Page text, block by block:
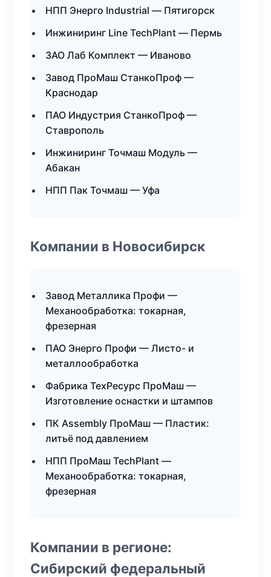
НПП Энерго Industrial — Пятигорск
Инжиниринг Line TechPlant — Пермь
ЗАО Лаб Комплект — Иваново
Завод ПроМаш СтанкоПроф —
Краснодар
ПАО Индустрия СтанкоПроф —
Ставрополь
Инжиниринг Точмаш Модуль —
Абакан
НПП Пак Точмаш — Уфа
Компании в Новосибирск
Завод Металлика Профи —
Механообработка: токарная,
фрезерная
ПАО Энерго Профи — Листо- и
металлообработка
Фабрика ТехРесурс ПроМаш —
Изготовление оснастки и штампов
ПК Assembly ПроМаш — Пластик:
литьё под давлением
НПП ПроМаш TechPlant —
Механообработка: токарная,
фрезерная
Компании в регионе:
Сибирский федеральный